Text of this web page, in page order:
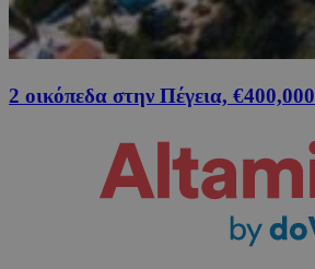
2 οικόπεδα στην Πέγεια, €400,000